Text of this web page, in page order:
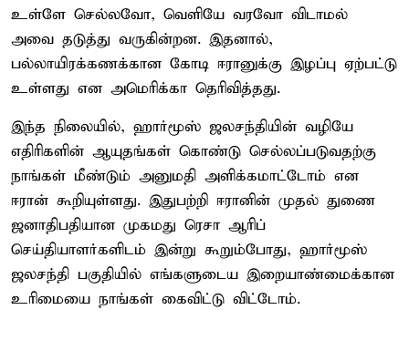
உள்ளே செல்லவோ, வெளியே வரவோ விடாமல்
அவை தடுத்து வருகின்றன. இதனால்,
பல்லாயிரக்கணக்கான கோடி ஈரானுக்கு இழப்பு ஏற்பட்டு
உள்ளது என அமெரிக்கா தெரிவித்தது.
இந்த நிலையில், ஹார்மூஸ் ஜலசந்தியின் வழியே
எதிரிகளின் ஆயுதங்கள் கொண்டு செல்லப்படுவதற்கு
நாங்கள் மீண்டும் அனுமதி அளிக்கமாட்டோம் என
ஈரான் கூறியுள்ளது. இதுபற்றி ஈரானின் முதல் துணை
ஜனாதிபதியான முகமது ரெசா ஆரிப்
செய்தியாளர்களிடம் இன்று கூறும்போது, ஹார்மூஸ்
ஜலசந்தி பகுதியில் எங்களுடைய இறையாண்மைக்கான
உரிமையை நாங்கள் கைவிட்டு விட்டோம்.